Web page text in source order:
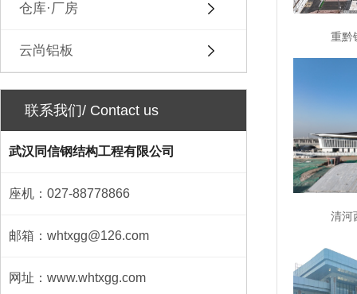
仓库·厂房
云尚铝板
联系我们/ Contact us
武汉同信钢结构工程有限公司
座机：027-88778866
邮箱：whtxgg@126.com
网址：www.whtxgg.com
重黔
清河